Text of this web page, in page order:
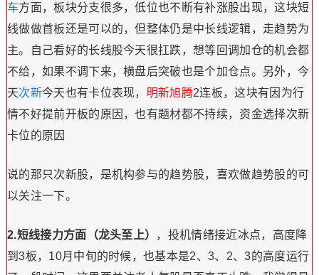
车方面，板块分支很多，低位也不断有补涨股出现，这块短
线做做首板还是可以的，但整体仍是中长线逻辑，走趋势为
主。自己看好的长线股今天很扛跌，想等回调加仓的机会都
不给，如果不调下来，横盘后突破也是个加仓点。 另外，今
天次新今天也有卡位表现， 明新旭腾2连板，这块有因为行
情不好提前开板的原因，也有题材都不持续，资金选择次新
卡位的原因
说的那只次新股，是机构参与的趋势股，喜欢做趋势股的可
以关注一下。
2.短线接力方面（龙头至上） ，投机情绪接近冰点，高度降
到3板，10月中旬的时候，也基本是2、3、2、3的高度运行